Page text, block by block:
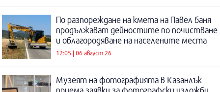
По разпореждане на кмета на Павел баня
продължават дейностите по почистване
и облагородяване на населените места
12:05 | 06 август 26
Музеят на фотографията в Казанлък